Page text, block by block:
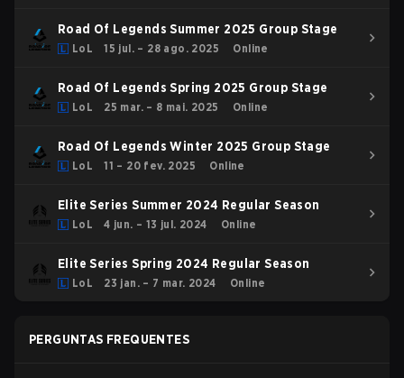
Road Of Legends Summer 2025 Group Stage
LoL 15 jul. – 28 ago. 2025 Online
Road Of Legends Spring 2025 Group Stage
LoL 25 mar. – 8 mai. 2025 Online
Road Of Legends Winter 2025 Group Stage
LoL 11 – 20 fev. 2025 Online
Elite Series Summer 2024 Regular Season
LoL 4 jun. – 13 jul. 2024 Online
Elite Series Spring 2024 Regular Season
LoL 23 jan. – 7 mar. 2024 Online
PERGUNTAS FREQUENTES